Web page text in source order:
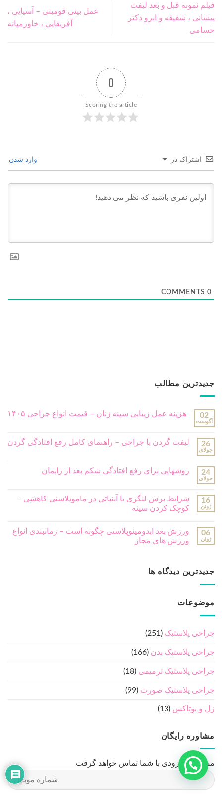
فیلم نمونه قبل و بعد لیفت
پیشانی ، شقیقه و ابرو دکتر
حسامی
عمل بینی قومیتی – آسیایی ،
آفریقایی ، خاورمیانه
0
Scoring the article
اشتراک در وارد شدن
0
جدیدترین مطالب
02
آگوست
هزینه عمل زیبایی سینه زنان – قیمت انواع جراحی ۱۴۰۵
26
جولای
لیفت گردن با جراحی – راهنمای کامل رفع افتادگی گردن
24
جولای
روشهایی برای رفع افتادگی شکم بعد از زایمان
16
ژوئن
شرایط برش لنگری یا آبنباتی در ماموپلاستی کاهشی –
کوچک کردن سینه
06
ژوئن
ورزش بعد ابدومینوپلاستی چگونه است – زمانبندی انواع
ورزش های مجاز
جدیدترین دیدگاه ها
موضوعات
جراحی پلاستیک (251)
جراحی پلاستیک بدن (166)
جراحی پلاستیک ترمیمی (18)
جراحی پلاستیک صورت (99)
ژل و بوتاکس (13)
مشاوره رایگان
مشاور ما بزودی با شما تماس خواهد گرفت